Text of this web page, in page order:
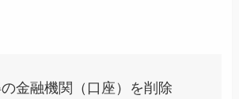
金融機関（口座）を削除